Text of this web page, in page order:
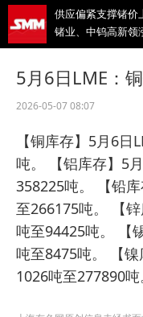
供应偏紧支撑锗价
锗业、中钨高新领
超5%、闪迪跌超
IMF披露：加纳央
掌上有色
为有色行业打造的
5月6日LME：
2026-05-07 08:07
【铜库存】5月6
吨。 【铝库存】5
358225吨。 【铅
至266175吨。 【
吨至94425吨。 【
吨至8475吨。 【
1026吨至277890吨